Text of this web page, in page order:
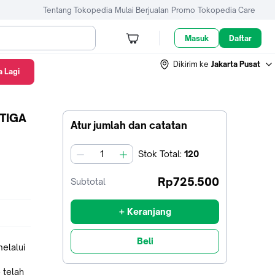
Tentang Tokopedia Mulai Berjualan Promo Tokopedia Care
Masuk Daftar
Dikirim ke Jakarta Pusat
Atur jumlah dan catatan
jumlah Stok Total: 120
Subtotal Rp725.500
+ Keranjang
Beli
telah
Lagi